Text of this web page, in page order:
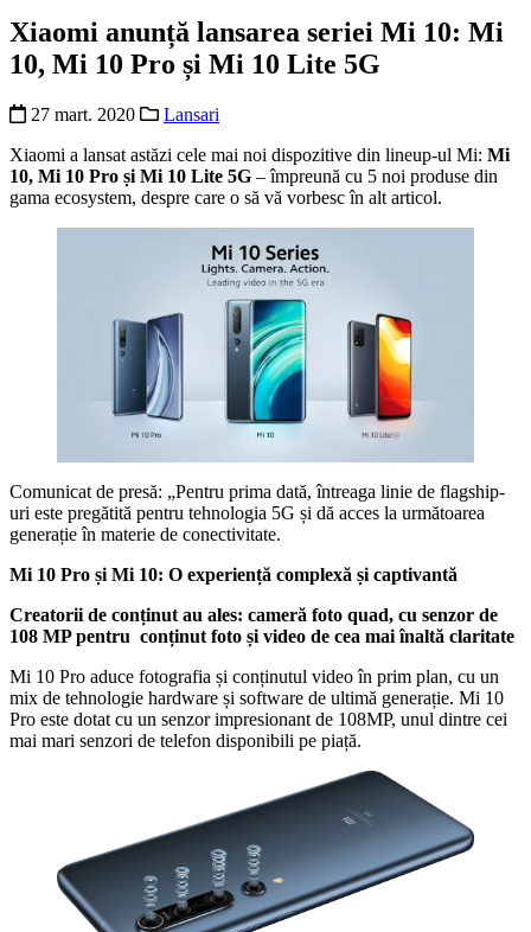
Xiaomi anunță lansarea seriei Mi 10: Mi
10, Mi 10 Pro și Mi 10 Lite 5G
27 mart. 2020
Lansari
Xiaomi a lansat astăzi cele mai noi dispozitive din lineup-ul Mi: Mi
10, Mi 10 Pro și Mi 10 Lite 5G – împreună cu 5 noi produse din
gama ecosystem, despre care o să vă vorbesc în alt articol.
Comunicat de presă: „Pentru prima dată, întreaga linie de flagship-
uri este pregătită pentru tehnologia 5G și dă acces la următoarea
generație în materie de conectivitate.
Mi 10 Pro și Mi 10: O experiență complexă și captivantă
Creatorii de conținut au ales: cameră foto quad, cu senzor de
108 MPpentru conținut foto și video de cea mai înaltă claritate
Mi 10 Pro aduce fotografia și conținutul video în prim plan, cu un
mix de tehnologie hardware și software de ultimă generație. Mi 10
Pro este dotat cu un senzor impresionant de 108MP, unul dintre cei
mai mari senzori de telefon disponibili pe piață.